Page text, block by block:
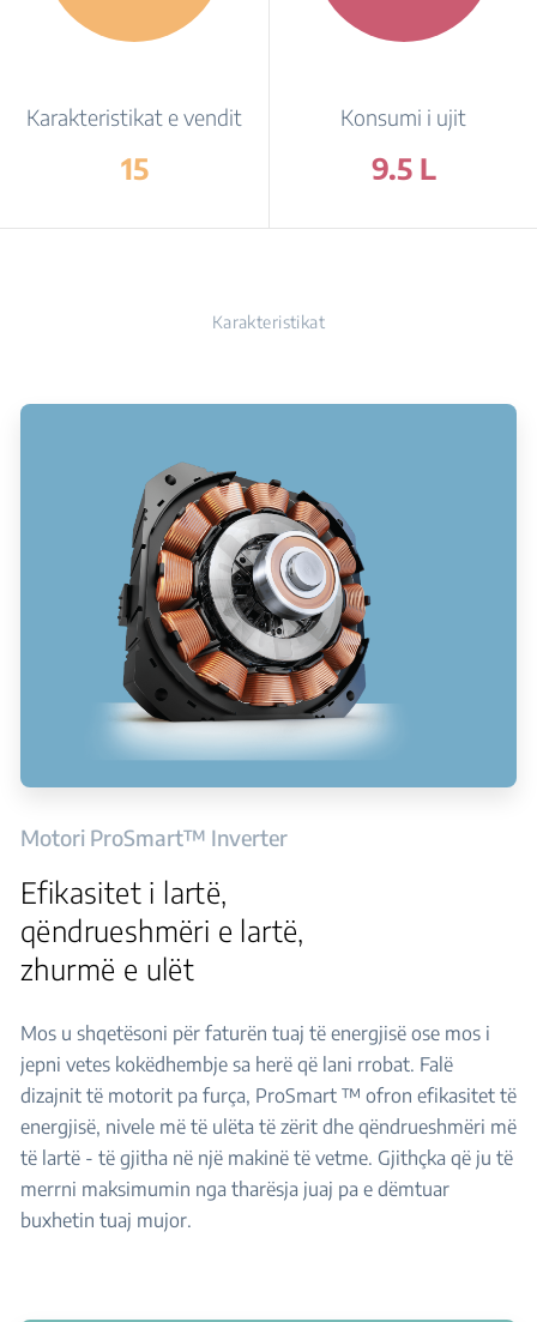
Karakteristikat e vendit
15
Konsumi i ujit
9.5 L
Karakteristikat
Motori ProSmart™ Inverter
Efikasitet i lartë,
qëndrueshmëri e lartë,
zhurmë e ulët
Mos u shqetësoni për faturën tuaj të energjisë ose mos i
jepni vetes kokëdhembje sa herë që lani rrobat. Falë
dizajnit të motorit pa furça, ProSmart ™ ofron efikasitet të
energjisë, nivele më të ulëta të zërit dhe qëndrueshmëri më
të lartë - të gjitha në një makinë të vetme. Gjithçka që ju të
merrni maksimumin nga tharësja juaj pa e dëmtuar
buxhetin tuaj mujor.